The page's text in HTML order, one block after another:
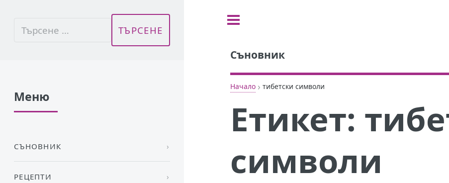
Съновник
Начало › тибетски символи
Етикет:
символи
Меню
СЪНОВНИК
РЕЦЕПТИ